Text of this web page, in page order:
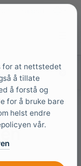
for at nettstedet
å tillate
å forstå og
for å bruke bare
helst endre
vår.